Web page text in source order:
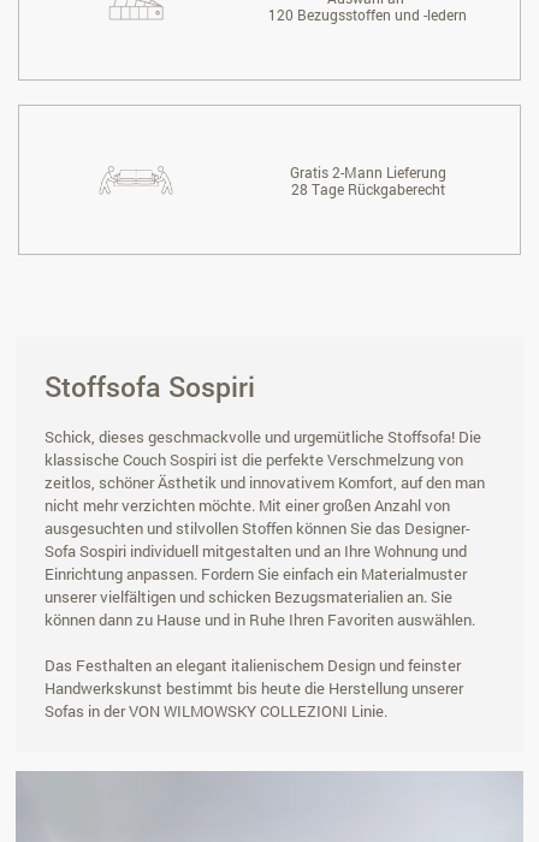
120 Bezugsstoffen und -ledern
Gratis 2-Mann Lieferung
28 Tage Rückgaberecht
Stoffsofa Sospiri
Schick, dieses geschmackvolle und urgemütliche Stoffsofa! Die
klassische Couch Sospiri ist die perfekte Verschmelzung von
zeitlos, schöner Ästhetik und innovativem Komfort, auf den man
nicht mehr verzichten möchte. Mit einer großen Anzahl von
ausgesuchten und stilvollen Stoffen können Sie das Designer-
Sofa Sospiri individuell mitgestalten und an Ihre Wohnung und
Einrichtung anpassen. Fordern Sie einfach ein Materialmuster
unserer vielfältigen und schicken Bezugsmaterialien an. Sie
können dann zu Hause und in Ruhe Ihren Favoriten auswählen.
Das Festhalten an elegant italienischem Design und feinster
Handwerkskunst bestimmt bis heute die Herstellung unserer
Sofas in der VON WILMOWSKY COLLEZIONI Linie.